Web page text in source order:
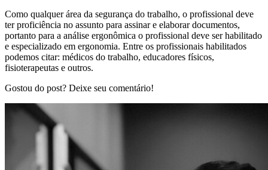
Como qualquer área da segurança do trabalho, o profissional deve
ter proficiência no assunto para assinar e elaborar documentos,
portanto para a análise ergonômica o profissional deve ser habilitado
e especializado em ergonomia. Entre os profissionais habilitados
podemos citar: médicos do trabalho, educadores físicos,
fisioterapeutas e outros.
Gostou do post? Deixe seu comentário!